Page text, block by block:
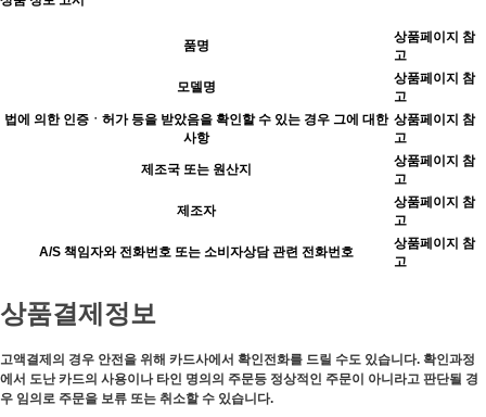
품명
상품페이지 참
고
모델명
상품페이지 참
고
법에 의한 인증ㆍ허가 등을 받았음을 확인할 수 있는 경우 그에 대한
사항
상품페이지 참
고
제조국 또는 원산지
상품페이지 참
고
제조자
상품페이지 참
고
A/S 책임자와 전화번호 또는 소비자상담 관련 전화번호
상품페이지 참
고
상품결제정보
고액결제의 경우 안전을 위해 카드사에서 확인전화를 드릴 수도 있습니다. 확인과정
에서 도난 카드의 사용이나 타인 명의의 주문등 정상적인 주문이 아니라고 판단될 경
우 임의로 주문을 보류 또는 취소할 수 있습니다.